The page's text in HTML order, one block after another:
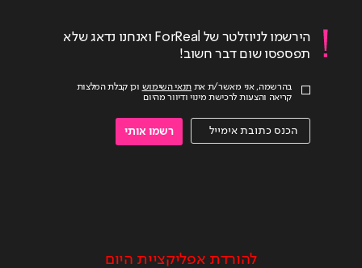
הירשמו לניוזלטר של ForReal ואנחנו נדאג שלא
תפספסו שום דבר חשוב!
בהרשמה, אני מאשר/ת את תנאי השימוש וכן קבלת המלצות
קריאה והצעות לרכישת מינוי ודיוור מהיום
רשמו אותי
להורדת אפליקציית היום